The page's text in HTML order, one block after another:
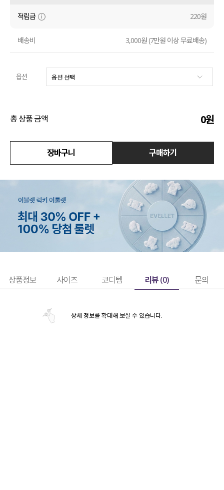
원피스
니트
적립금 220원
배송비 3,000원 (7만원 이상 무료배송)
옵션
총 상품 금액 0원
장바구니 구매하기
상품정보 사이즈 코디템 리뷰 (0) 문의
상세 정보를 확대해 보실 수 있습니다.